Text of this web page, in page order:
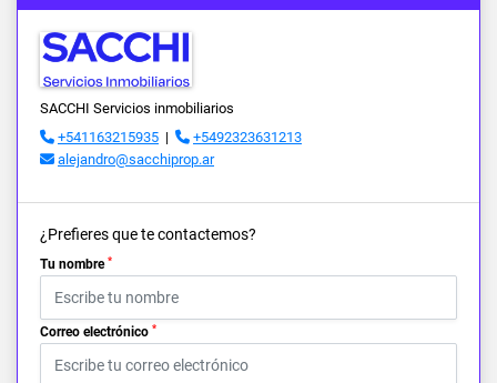
SACCHI Servicios inmobiliarios
+541163215935 |
+5492323631213
alejandro@sacchiprop.ar
¿Prefieres que te contactemos?
Tu nombre *
Correo electrónico *